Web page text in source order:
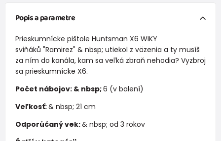
Popis a parametre
Prieskumnícke pištole Huntsman X6 WIKY
sviňáků "Ramirez" & nbsp; utiekol z väzenia a ty musíš
za ním do kanála, kam sa veľká zbraň nehodia? Vyzbroj
sa prieskumnícke X6.
Počet nábojov: & nbsp;6 (v balení)
Veľkosť:& nbsp; 21 cm
Odporúčaný vek:& nbsp; od 3 rokov